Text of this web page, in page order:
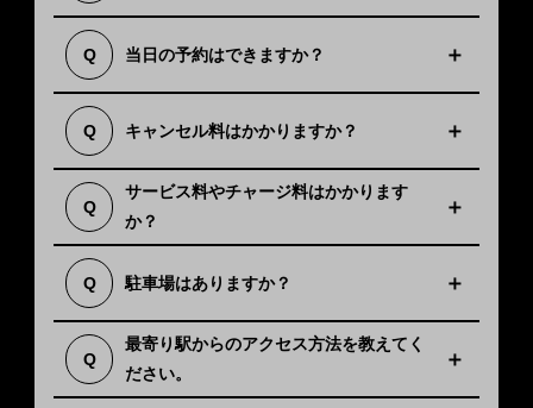
A
ご用意するため、事前のご予約をおすすめい
たします。
Q 当日の予約はできますか？
A
Q キャンセル料はかかりますか？
A
当日キャンセルはコース料金の100％を頂戴
しております。
Q
サービス料やチャージ料はかかります
か？
A
京橋店では席料として100円を頂戴しており
ます。
Q
駐車場はありますか？
A
駐車場のご用意はございません。近隣の有料
駐車場、または公共交通機関をご利用くださ
い。
Q
最寄り駅からのアクセス方法を教えてく
ださい。
A
西九条本店はJR・阪神「西九条駅」より徒歩
1分です。
京橋店は京阪・地下鉄「京橋駅」より徒歩3